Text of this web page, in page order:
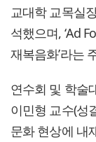
교대학 교목실
석했으며, ‘Ad
재복음화’라는
연수회 및 학술
이민형 교수(성
문화 현상에 내